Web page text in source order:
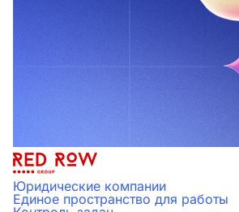
Юридические компании
Единое пространство для работы